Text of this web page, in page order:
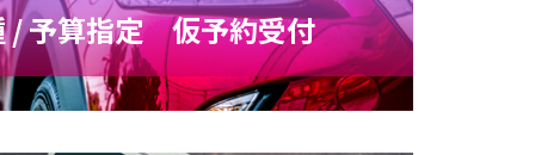
/ 予算指定 仮予約受付